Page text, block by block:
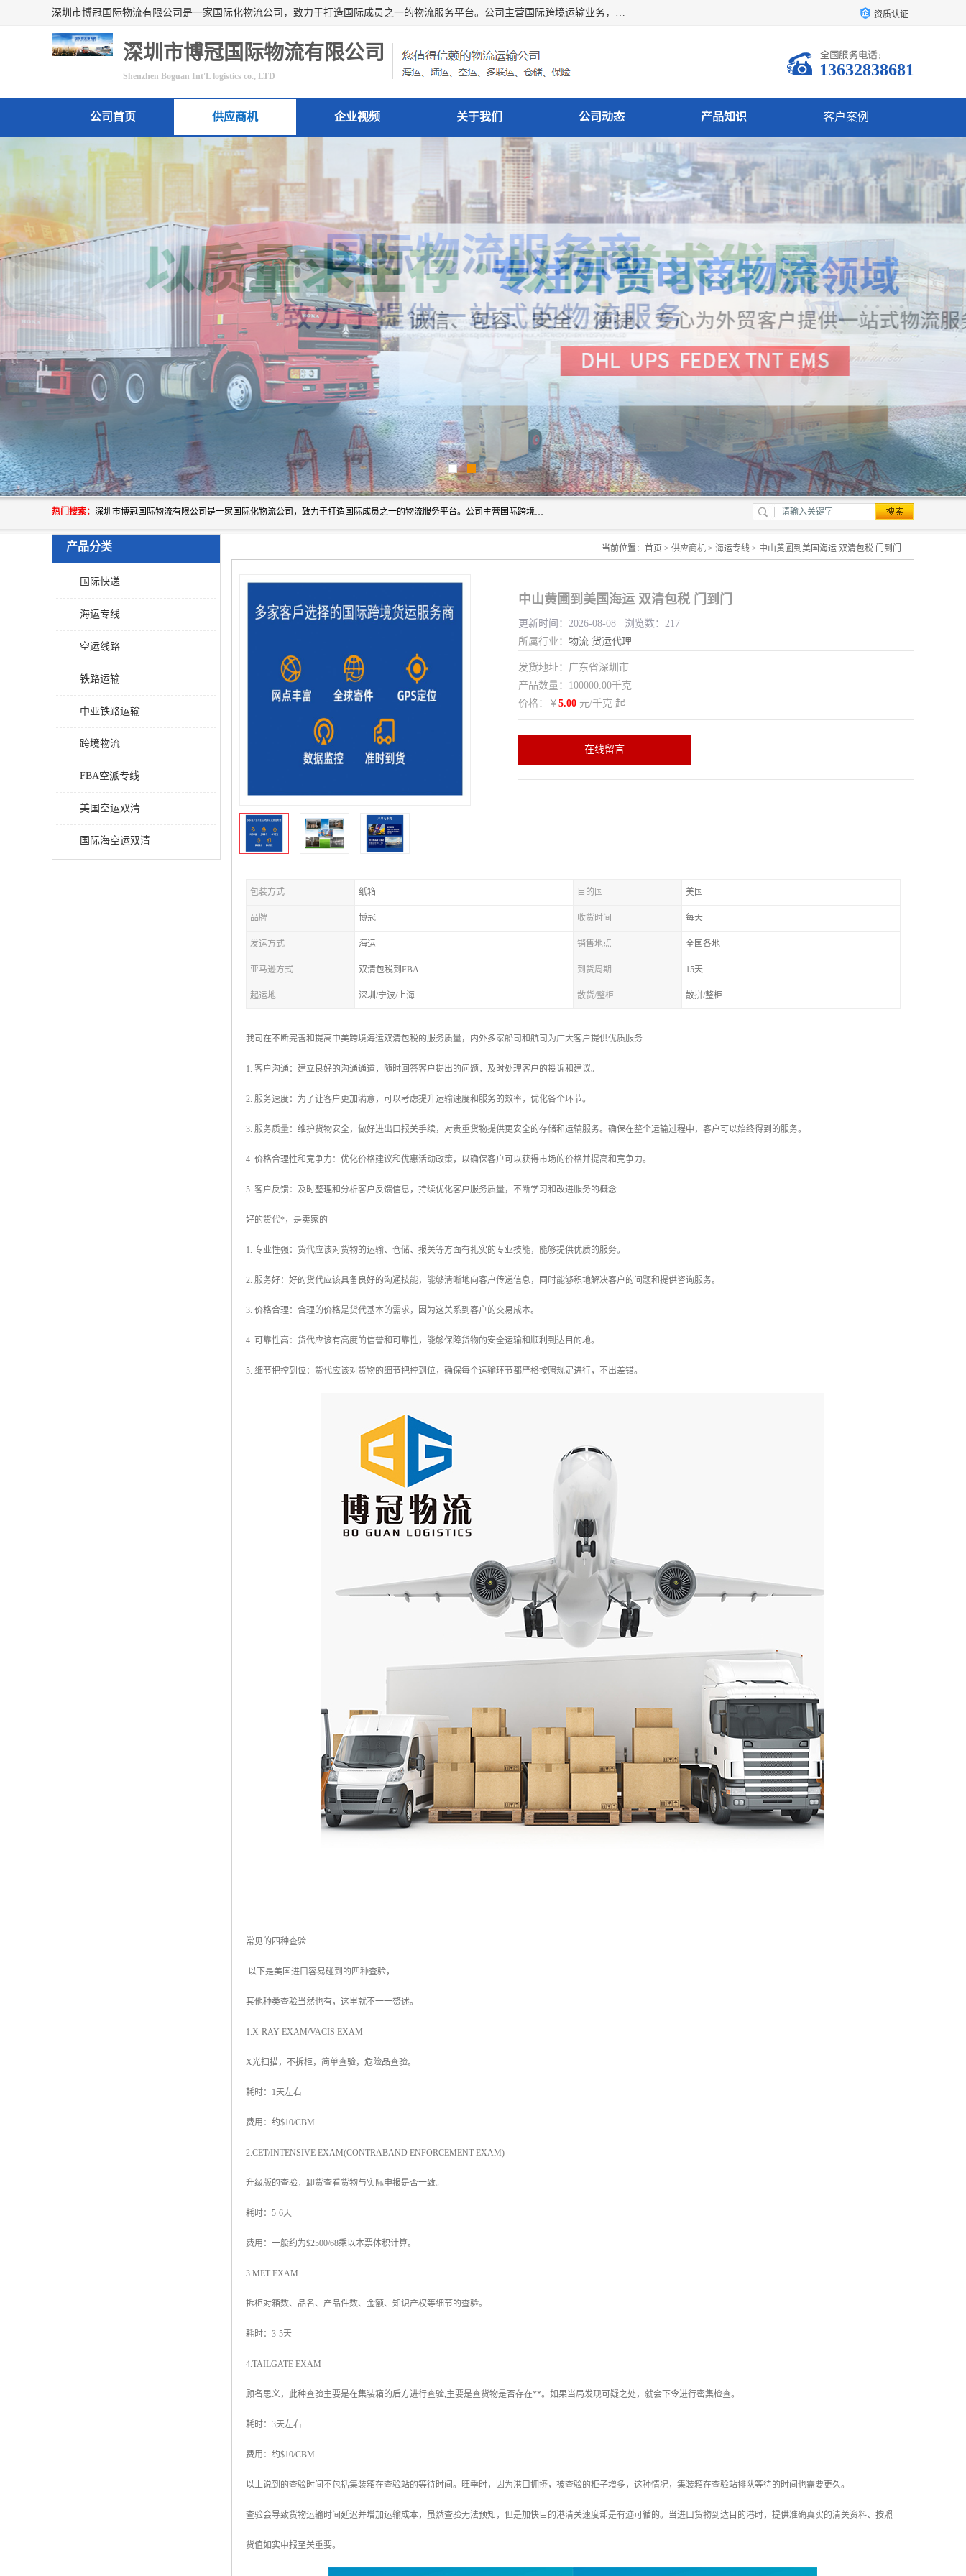
深圳市博冠国际物流有限公司是一家国际化物流公司，致力于打造国际成员之一的物流服务平台。公司主营国际跨境运输业务，提供国际快递、FBA空派专线、国际海空运、国际空运专线、中欧铁路运输等国际海空运、国际快递、国际铁路运输及跨境专线物流等各类进出口运输方面的业务。 资质认证
深圳市博冠国际物流有限公司
Shenzhen Boguan Int'L logistics co., LTD 13632838681
公司首页 供应商机 企业视频 关于我们 公司动态 产品知识 客户案例
联系方式
热门搜索： 深圳市博冠国际物流有限公司是一家国际化物流公司，致力于打造国际成员之一的物流服务平台。公司主营国际跨境运输业务，提供国际快递、FBA空派专线、国际海空运、国际空运专线、中欧铁路运输等国际海空运、国际快递、国际铁路运输及跨境专线物流等各类进出口运输方面的业务。
产品分类
国际快递
海运专线
空运线路
铁路运输
中亚铁路运输
跨境物流
FBA空派专线
美国空运双清
国际海空运双清
当前位置： 首页 > 供应商机 > 海运专线 > 中山黄圃到美国海运 双清包税 门到门
中山黄圃到美国海运 双清包税 门到门
更新时间：2026-08-08 浏览数：217
所属行业： 物流 货运代理
发货地址：广东省深圳市
产品数量：100000.00千克
价格：￥ 5.00 元/千克 起
在线留言
包装方式 纸箱 目的国 美国
品牌 博冠 收货时间 每天
发运方式 海运 销售地点 全国各地
亚马逊方式 双清包税到FBA 到货周期 15天
起运地 深圳/宁波/上海 散货/整柜 散拼/整柜
我司在不断完善和提高中美跨境海运双清包税的服务质量，内外多家船司和航司为广大客户提供优质服务
1. 客户沟通：建立良好的沟通通道，随时回答客户提出的问题，及时处理客户的投诉和建议。
2. 服务速度：为了让客户更加满意，可以考虑提升运输速度和服务的效率，优化各个环节。
3. 服务质量：维护货物安全，做好进出口报关手续，对贵重货物提供更安全的存储和运输服务。确保在整个运输过程中，客户可以始终得到的服务。
4. 价格合理性和竞争力：优化价格建议和优惠活动政策，以确保客户可以获得市场的价格并提高和竞争力。
5. 客户反馈：及时整理和分析客户反馈信息，持续优化客户服务质量，不断学习和改进服务的概念
好的货代*，是卖家的
1. 专业性强：货代应该对货物的运输、仓储、报关等方面有扎实的专业技能，能够提供优质的服务。
2. 服务好：好的货代应该具备良好的沟通技能，能够清晰地向客户传递信息，同时能够积地解决客户的问题和提供咨询服务。
3. 价格合理：合理的价格是货代基本的需求，因为这关系到客户的交易成本。
4. 可靠性高：货代应该有高度的信誉和可靠性，能够保障货物的安全运输和顺利到达目的地。
5. 细节把控到位：货代应该对货物的细节把控到位，确保每个运输环节都严格按照规定进行，不出差错。
常见的四种查验
以下是美国进口容易碰到的四种查验，
其他种类查验当然也有，这里就不一一赘述。
1.X-RAY EXAM/VACIS EXAM
X光扫描，不拆柜，简单查验，危险品查验。
耗时：1天左右
费用：约$10/CBM
2.CET/INTENSIVE EXAM(CONTRABAND ENFORCEMENT EXAM)
升级版的查验，卸货查看货物与实际申报是否一致。
耗时：5-6天
费用：一般约为$2500/68乘以本票体积计算。
3.MET EXAM
拆柜对箱数、品名、产品件数、金额、知识产权等细节的查验。
耗时：3-5天
4.TAILGATE EXAM
顾名思义，此种查验主要是在集装箱的后方进行查验,主要是查货物是否存在**。如果当局发现可疑之处，就会下令进行密集检查。
耗时：3天左右
费用：约$10/CBM
以上说到的查验时间不包括集装箱在查验站的等待时间。旺季时，因为港口拥挤，被查验的柜子增多，这种情况，集装箱在查验站排队等待的时间也需要更久。
查验会导致货物运输时间延迟并增加运输成本，虽然查验无法预知，但是加快目的港清关速度却是有迹可循的。当进口货物到达目的港时，提供准确真实的清关资料、按照
货值如实申报至关重要。